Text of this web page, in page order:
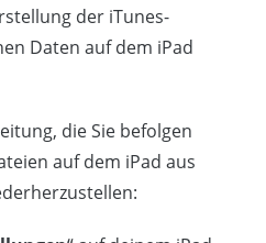
der iTunes-
Daten auf dem iPad
die Sie befolgen
auf dem iPad aus